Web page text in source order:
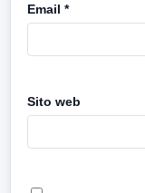
Email *
Sito web